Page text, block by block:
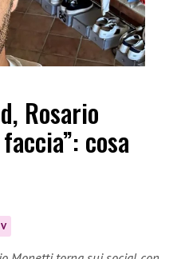
Rosario
cosa